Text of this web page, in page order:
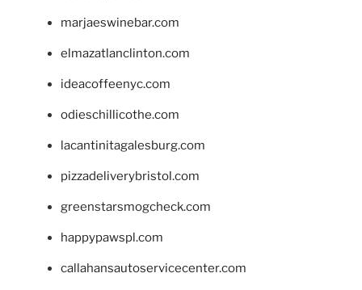
marjaeswinebar.com
elmazatlanclinton.com
ideacoffeenyc.com
odieschillicothe.com
lacantinitagalesburg.com
pizzadeliverybristol.com
greenstarsmogcheck.com
happypawspl.com
callahansautoservicecenter.com